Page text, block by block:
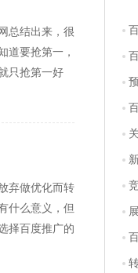
总结出来，很
道要抢第一，
只抢第一好
弃做优化而转
什么意义，但
择百度推广的